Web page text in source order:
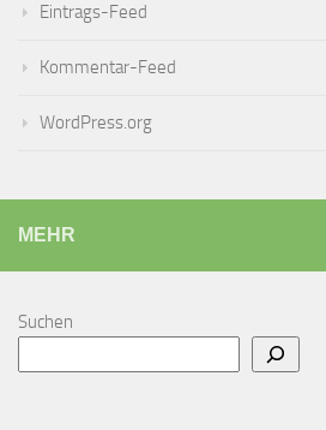
Eintrags-Feed
Kommentar-Feed
WordPress.org
MEHR
Suchen